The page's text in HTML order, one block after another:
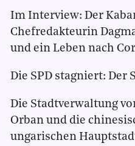
Im Interview: Der
Chefredakteurin
und ein Leben nach
Die SPD stagniert: Der
Die Stadtverwaltung
Orban und die
ungarischen